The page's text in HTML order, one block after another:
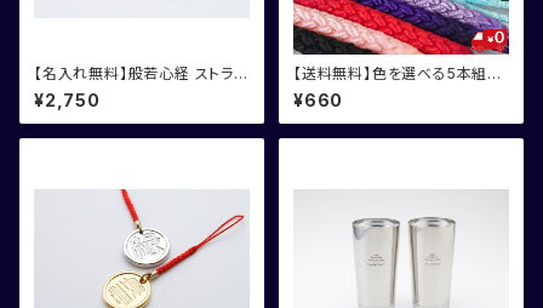
【名入れ無料】般若心経 ストラッ
プ
¥2,750
【送料無料】色を選べる5本組根
付紐
¥660